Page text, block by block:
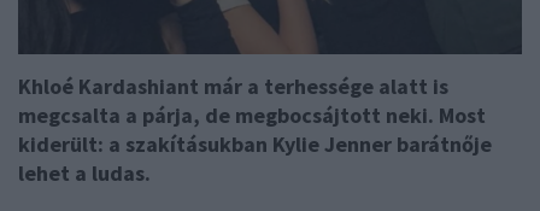
Khloé Kardashiant már a terhessége alatt is
megcsalta a párja, de megbocsájtott neki. Most
kiderült: a szakításukban Kylie Jenner barátnője
lehet a ludas.